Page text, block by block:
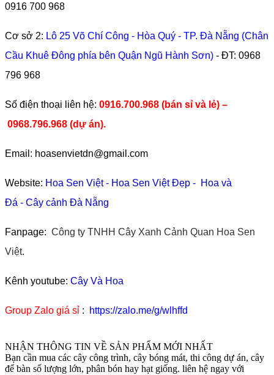
0916 700 968
Cơ sở 2: Lô 25 Võ Chí Công - Hòa Quý - TP. Đà Nẵng (Chân
Cầu Khuê Đông phía bên Quận Ngũ Hành Sơn) - ĐT: 0968
796 968
​Số điện thoại liên hệ: 0916.700.968 (bán sỉ và lẻ) –
0968.796.968 (dự án).
Email: hoasenvietdn@gmail.com
Website: Hoa Sen Việt- Hoa Sen Việt Đẹp - Hoa và
Đá - Cây cảnh Đà Nẵng
Fanpage: Công ty TNHH Cây Xanh Cảnh Quan Hoa Sen
Việt.
Kênh youtube: Cây Và Hoa
Group Zalo giá sỉ : https://zalo.me/g/wlhffd
NHẬN THÔNG TIN VỀ SẢN PHẨM MỚI NHẤT
Bạn cần mua các cây công trình, cây bóng mát, thi công dự án, cây
để bàn số lượng lớn, phân bón hay hạt giống. liên hệ ngay với